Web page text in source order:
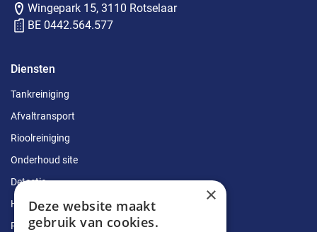
Wingepark 15, 3110 Rotselaar
BE 0442.564.577
Diensten
Tankreiniging
Afvaltransport
Rioolreiniging
Onderhoud site
Detectie
Herstellingen
Ruimingen
×
Deze website maakt
gebruik van cookies.